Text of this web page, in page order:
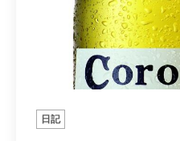
日記